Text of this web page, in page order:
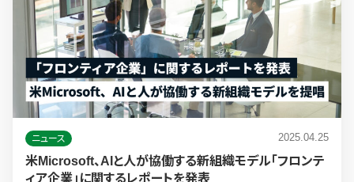
ニュース 2025.04.25
米Microsoft、AIと人が協働する新組織モデル「フロンテ
ィア企業」に関するレポートを発表